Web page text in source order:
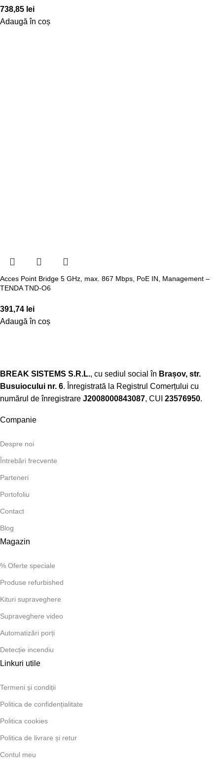
738,85 lei
Adaugă în coș
Acces Point Bridge 5 GHz, max. 867 Mbps, PoE IN, Management –
TENDA TND-O6
391,74 lei
Adaugă în coș
BREAK SISTEMS S.R.L., cu sediul social în Brașov, str.
Busuiocului nr. 6. Înregistrată la Registrul Comerțului cu
numărul de înregistrare J2008000843087, CUI 23576950.​
Companie
Despre noi
Întrebări frecvente
Parteneri
Portofoliu
Contact
Blog
Magazin
% Oferte speciale
Produse refurbished
Kituri supraveghere
Supraveghere video
Automatizări porți
Detecție incendiu
Linkuri utile
Termeni și condiții
Politica de confidențialitate
Politica cookies
Politica de livrare și retur
Contul meu